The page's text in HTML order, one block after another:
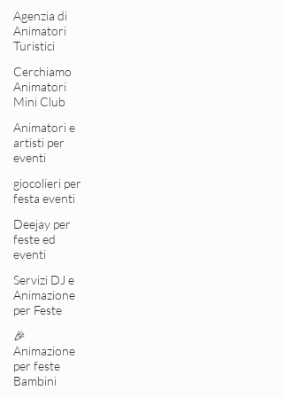
Agenzia di
Animatori
Turistici
Cerchiamo
Animatori
Mini Club
Animatori e
artisti per
eventi
giocolieri per
festa eventi
Deejay per
feste ed
eventi
Servizi DJ e
Animazione
per Feste
🎉
Animazione
per feste
Bambini